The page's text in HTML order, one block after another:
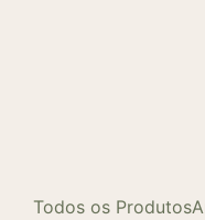
Todos os Produtos